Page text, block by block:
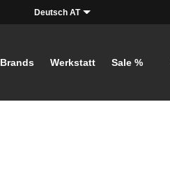
Deutsch AT
Brands Werkstatt Sale %